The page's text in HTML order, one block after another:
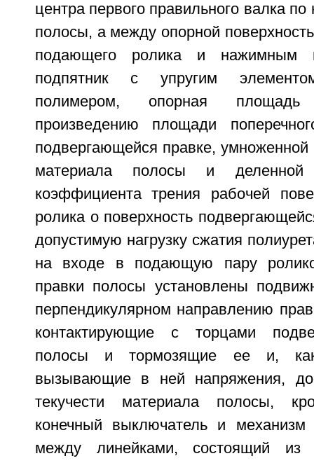
центра первого правильного валка
полосы, а между опорной
подающего ролика и нажимным
подпятник с упругим
полимером, опорная площадь
произведению площади
подвергающейся правке, умноженной
материала полосы и деленной
коэффициента трения рабочей
ролика о поверхность
допустимую нагрузку сжатия
на входе в подающую пару
правки полосы установлены
перпендикулярном направлению
контактирующие с торцами
полосы и тормозящие ее и, как
вызывающие в ней напряжения,
текучести материала полосы,
конечный выключатель и механизм
между линейками, состоящий из